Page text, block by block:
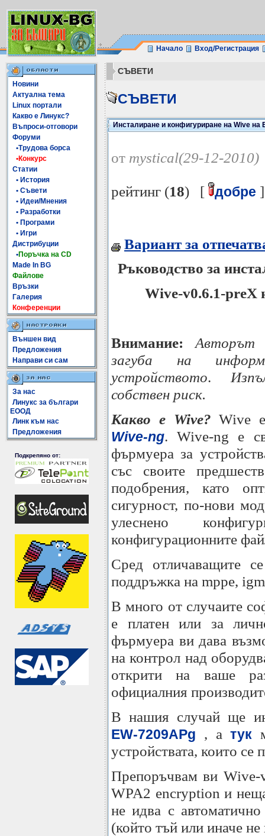
Начало Вход/Регистрация
Новини
Актуална тема
Linux портали
Какво е Линукс?
Въпроси-отговори
Форуми
•Трудова борса
•Конкурс
Статии
• История
• Съвети
• Идеи/Мнения
• Разработки
• Програми
• Игри
Дистрибуции
•Поръчка на CD
Made In BG
Файлове
Връзки
Галерия
Конференции
Външен вид
Предложения
Направи си сам
За нас
Линукс за българи
ЕООД
Линк към нас
Предложения
Подкрепяно от:
СЪВЕТИ
СЪВЕТИ
Инсталиране и конфигуриране на Wive на
от mystical(29-12-2010)
рейтинг (18) [ добре
Вариант за
Ръководство за
Wive-v0.6.1-preX
Внимание:
Авторът
загуба на
устройството.
собствен риск.
Какво е Wive? Wive
Wive-ng. Wive-ng е
фърмуера за
със своите
подобрения, като
сигурност, по-нови
улеснено
конфигурационните
Сред отличаващите
поддръжка на mppe,
В много от случаите
е платен или за
фърмуера ви дава
на контрол над
открити на ваше
официалния
В нашия случай ще
EW-7209APg , атук
устройствата, които се
Препоръчвам ви Wive-
WPA2 encryption и
не идва с
(който тъй или иначе